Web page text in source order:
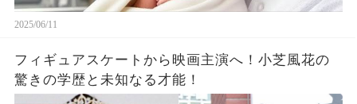
2025/06/11
フィギュアスケートから映画主演へ！小芝風花の
驚きの学歴と未知なる才能！